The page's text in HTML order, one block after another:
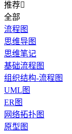
推荐
全部
流程图
思维导图
思维笔记
基础流程图
组织结构-流程图
UML图
ER图
网络拓扑图
原型图